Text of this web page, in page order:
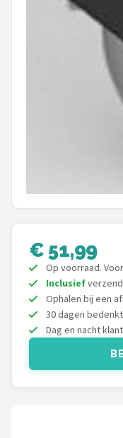
Barbecook
Big Green Egg
Yakiniku
Mustang
Patton
Kamado Joe
Alle merken →
€ 51,99
Op voorraad.
Inclusief
Ophalen bij een
30 dagen
Dag en nacht